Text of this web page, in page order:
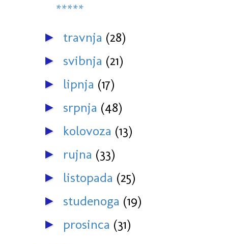
*****
► travnja (28)
► svibnja (21)
► lipnja (17)
► srpnja (48)
► kolovoza (13)
► rujna (33)
► listopada (25)
► studenoga (19)
► prosinca (31)